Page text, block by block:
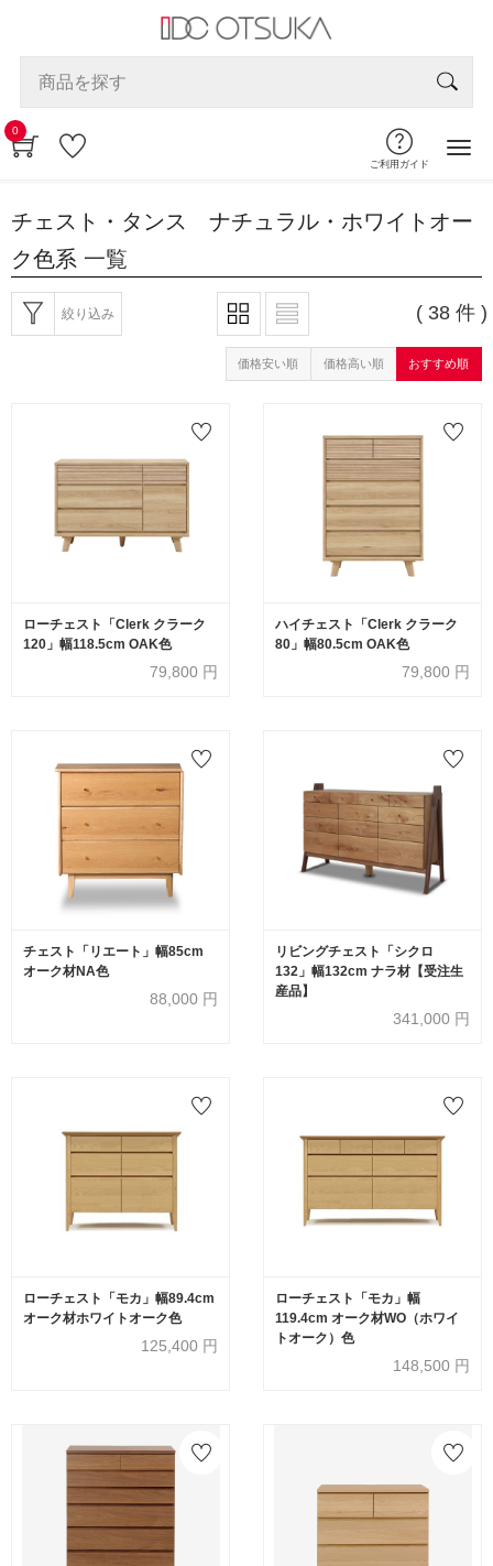
0
ご利用ガイド
チェスト・タンス ナチュラル・ホワイトオー
ク色系 一覧
絞り込み ( 38 件 )
価格安い順 価格高い順 おすすめ順
ローチェスト「Clerk クラーク
120」幅118.5cm OAK色
79,800 円
ハイチェスト「Clerk クラーク
80」幅80.5cm OAK色
79,800 円
チェスト「リエート」幅85cm
オーク材NA色
88,000 円
リビングチェスト「シクロ
132」幅132cm ナラ材【受注生
産品】
341,000 円
ローチェスト「モカ」幅89.4cm
オーク材ホワイトオーク色
125,400 円
ローチェスト「モカ」幅
119.4cm オーク材WO（ホワイ
トオーク）色
148,500 円